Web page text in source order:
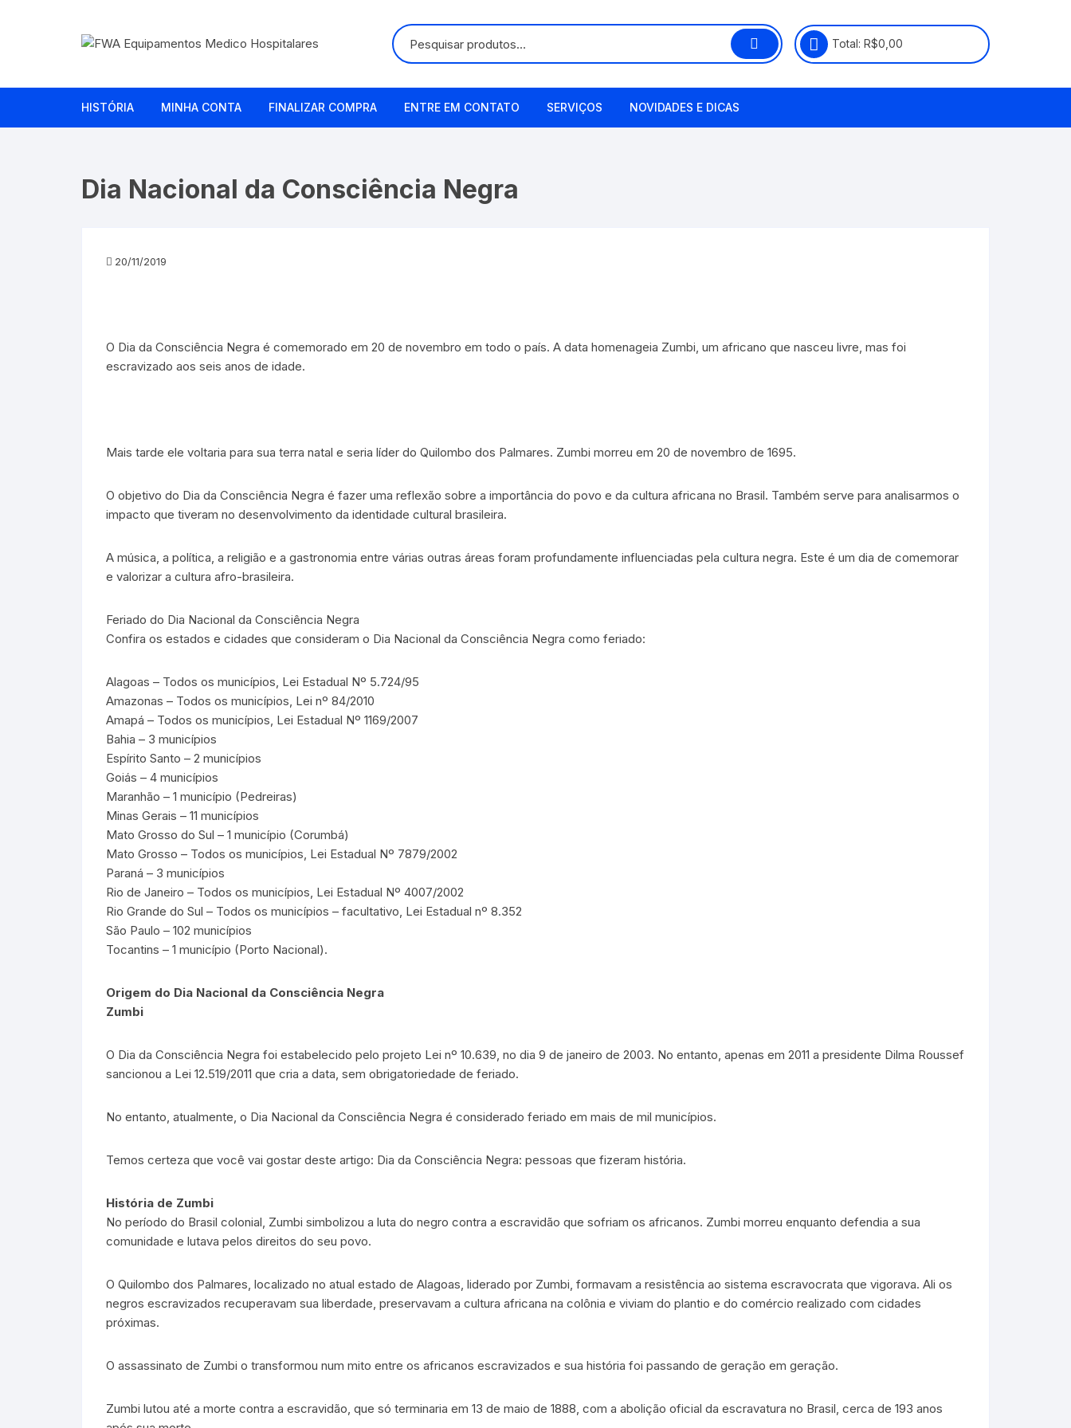
Total: R$0,00
HISTÓRIA MINHA CONTA FINALIZAR COMPRA ENTRE EM CONTATO SERVIÇOS NOVIDADES E DICAS
Dia Nacional da Consciência Negra
20/11/2019
O Dia da Consciência Negra é comemorado em 20 de novembro em todo o país. A data homenageia Zumbi, um africano que nasceu livre, mas foi
escravizado aos seis anos de idade.
Mais tarde ele voltaria para sua terra natal e seria líder do Quilombo dos Palmares. Zumbi morreu em 20 de novembro de 1695.
O objetivo do Dia da Consciência Negra é fazer uma reflexão sobre a importância do povo e da cultura africana no Brasil. Também serve para analisarmos o
impacto que tiveram no desenvolvimento da identidade cultural brasileira.
A música, a política, a religião e a gastronomia entre várias outras áreas foram profundamente influenciadas pela cultura negra. Este é um dia de comemorar
e valorizar a cultura afro-brasileira.
Feriado do Dia Nacional da Consciência Negra
Confira os estados e cidades que consideram o Dia Nacional da Consciência Negra como feriado:
Alagoas – Todos os municípios, Lei Estadual Nº 5.724/95
Amazonas – Todos os municípios, Lei nº 84/2010
Amapá – Todos os municípios, Lei Estadual Nº 1169/2007
Bahia – 3 municípios
Espírito Santo – 2 municípios
Goiás – 4 municípios
Maranhão – 1 município (Pedreiras)
Minas Gerais – 11 municípios
Mato Grosso do Sul – 1 município (Corumbá)
Mato Grosso – Todos os municípios, Lei Estadual Nº 7879/2002
Paraná – 3 municípios
Rio de Janeiro – Todos os municípios, Lei Estadual Nº 4007/2002
Rio Grande do Sul – Todos os municípios – facultativo, Lei Estadual nº 8.352
São Paulo – 102 municípios
Tocantins – 1 município (Porto Nacional).
Origem do Dia Nacional da Consciência Negra
Zumbi
O Dia da Consciência Negra foi estabelecido pelo projeto Lei nº 10.639, no dia 9 de janeiro de 2003. No entanto, apenas em 2011 a presidente Dilma Roussef
sancionou a Lei 12.519/2011 que cria a data, sem obrigatoriedade de feriado.
No entanto, atualmente, o Dia Nacional da Consciência Negra é considerado feriado em mais de mil municípios.
Temos certeza que você vai gostar deste artigo: Dia da Consciência Negra: pessoas que fizeram história.
História de Zumbi
No período do Brasil colonial, Zumbi simbolizou a luta do negro contra a escravidão que sofriam os africanos. Zumbi morreu enquanto defendia a sua
comunidade e lutava pelos direitos do seu povo.
O Quilombo dos Palmares, localizado no atual estado de Alagoas, liderado por Zumbi, formavam a resistência ao sistema escravocrata que vigorava. Ali os
negros escravizados recuperavam sua liberdade, preservavam a cultura africana na colônia e viviam do plantio e do comércio realizado com cidades
próximas.
O assassinato de Zumbi o transformou num mito entre os africanos escravizados e sua história foi passando de geração em geração.
Zumbi lutou até a morte contra a escravidão, que só terminaria em 13 de maio de 1888, com a abolição oficial da escravatura no Brasil, cerca de 193 anos